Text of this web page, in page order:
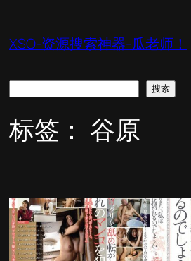
内
XSO-资源搜索神器-瓜老师！
搜索
标签： 谷原